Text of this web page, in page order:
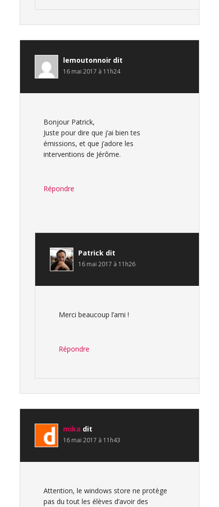
lemoutonnoir dit
16 mai 2017 à 11h24
Bonjour Patrick,
Juste pour dire que j’ai bien tes
émissions, et que j’adore les
interventions de Jérôme.
Répondre
Patrick dit
16 mai 2017 à 11h26
Merci beaucoup l’ami !
Répondre
mika dit
16 mai 2017 à 11h43
Attention, le windows store ne protège
pas du tout les élèves d’avoir des